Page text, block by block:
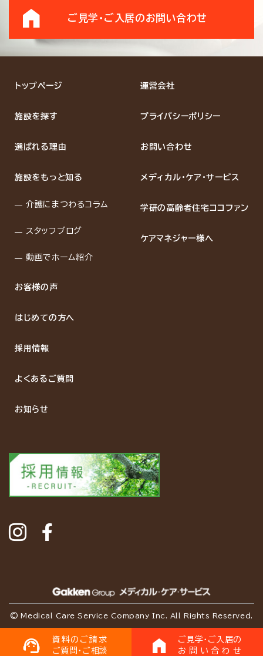
ご見学・ご入居のお問い合わせ
資料のご請求
ご質問・ご相談
ご見学・ご入居の
お問い合わせ
トップページ
施設を探す
選ばれる理由
施設をもっと知る
介護にまつわるコラム
スタッフブログ
動画でホーム紹介
お客様の声
はじめての方へ
採用情報
よくあるご質問
お知らせ
運営会社
プライバシーポリシー
お問い合わせ
メディカル・ケア・サービス
学研の高齢者住宅ココファン
ケアマネジャー様へ
©Medical Care Service Company Inc. All Rights Reserved.